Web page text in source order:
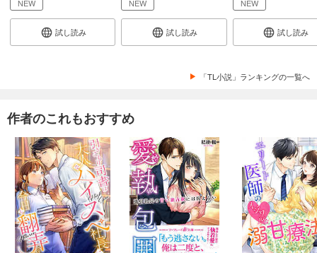
NEW
試し読み
NEW
試し読み
NEW
試し読み
「TL小説」ランキングの一覧へ
作者のこれもおすすめ